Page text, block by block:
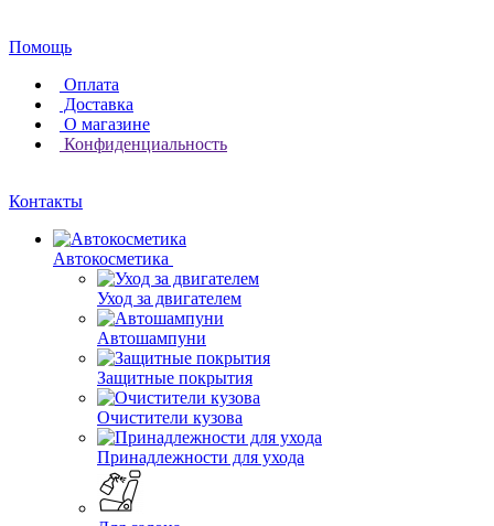
Помощь
Оплата
Доставка
О магазине
Конфиденциальность
Контакты
Автокосметика
Уход за двигателем
Автошампуни
Защитные покрытия
Очистители кузова
Принадлежности для ухода